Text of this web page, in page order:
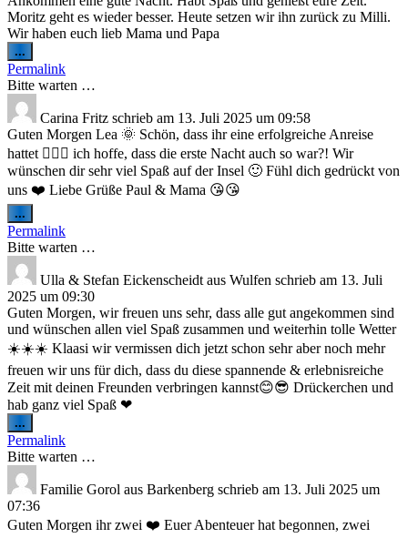
Moritz geht es wieder besser. Heute setzen wir ihn zurück zu Milli.
Wir haben euch lieb Mama und Papa
...
Metabox
ein-/ausblenden.
Permalink
Bitte warten …
Carina Fritz schrieb am 13. Juli 2025 um 09:58
Guten Morgen Lea 🌞 Schön, dass ihr eine erfolgreiche Anreise
hattet 👌🏻😎 ich hoffe, dass die erste Nacht auch so war?! Wir
wünschen dir sehr viel Spaß auf der Insel 🙂 Fühl dich gedrückt von
uns ❤️ Liebe Grüße Paul & Mama 😘😘
...
Metabox
ein-/ausblenden.
Permalink
Bitte warten …
Ulla & Stefan Eickenscheidt aus Wulfen schrieb am 13. Juli
2025 um 09:30
Guten Morgen, wir freuen uns sehr, dass alle gut angekommen sind
und wünschen allen viel Spaß zusammen und weiterhin tolle Wetter
☀️☀️☀️ Klaasi wir vermissen dich jetzt schon sehr aber noch mehr
freuen wir uns für dich, dass du diese spannende & erlebnisreiche
Zeit mit deinen Freunden verbringen kannst😊😎 Drückerchen und
hab ganz viel Spaß ❤
...
Metabox
ein-/ausblenden.
Permalink
Bitte warten …
Familie Gorol aus Barkenberg schrieb am 13. Juli 2025 um
07:36
Guten Morgen ihr zwei ❤️ Euer Abenteuer hat begonnen, zwei